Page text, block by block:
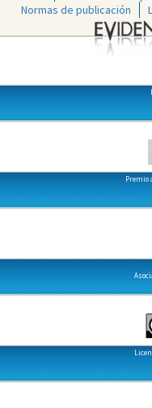
Normas de publicación
Premio